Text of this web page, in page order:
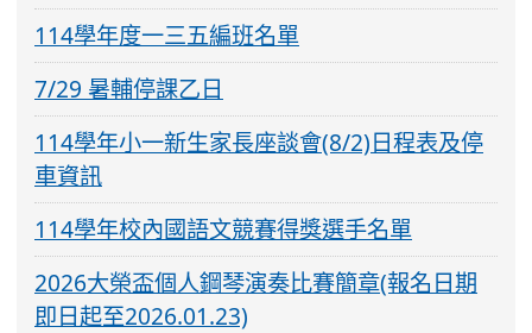
114學年度一三五編班名單
7/29 暑輔停課乙日
114學年小一新生家長座談會(8/2)日程表及停
車資訊
114學年校內國語文競賽得獎選手名單
2026大榮盃個人鋼琴演奏比賽簡章(報名日期
即日起至2026.01.23)